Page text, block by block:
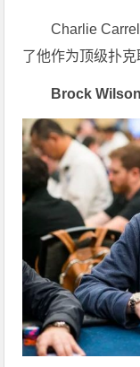
Charlie
了他作为顶级扑克
Brock Wilson